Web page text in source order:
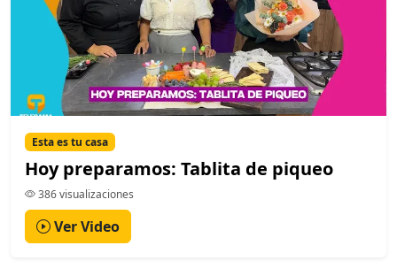
Esta es tu casa
Hoy preparamos: Tablita de piqueo
386 visualizaciones
Ver Video